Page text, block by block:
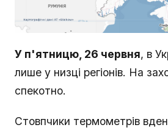
У п'ятницю, 26 червня, в
лише у низці регіонів. На
спекотно.
Стовпчики термометрів